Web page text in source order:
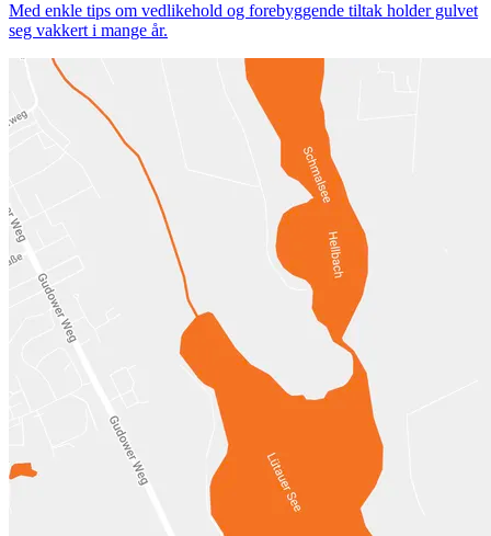
Med enkle tips om vedlikehold og forebyggende tiltak holder gulvet
seg vakkert i mange år.